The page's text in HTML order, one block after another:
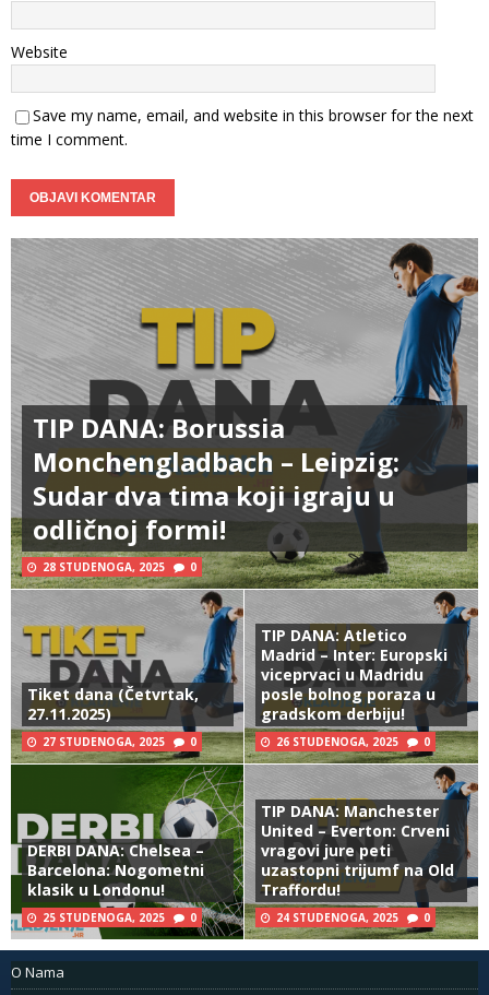
Website
Save my name, email, and website in this browser for the next
time I comment.
TIP DANA: Borussia
Monchengladbach – Leipzig:
Sudar dva tima koji igraju u
odličnoj formi!
28 STUDENOGA, 2025 0
Tiket dana (Četvrtak,
27.11.2025)
27 STUDENOGA, 2025 0
TIP DANA: Atletico
Madrid – Inter: Europski
viceprvaci u Madridu
posle bolnog poraza u
gradskom derbiju!
26 STUDENOGA, 2025 0
DERBI DANA: Chelsea –
Barcelona: Nogometni
klasik u Londonu!
25 STUDENOGA, 2025 0
TIP DANA: Manchester
United – Everton: Crveni
vragovi jure peti
uzastopni trijumf na Old
Traffordu!
24 STUDENOGA, 2025 0
O Nama